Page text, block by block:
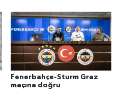
Fenerbahçe-Sturm Graz
maçına doğru